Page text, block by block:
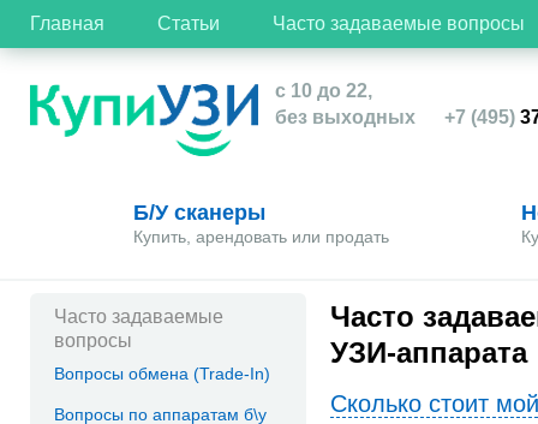
Главная Статьи Часто задаваемые вопросы
с 10 до 22,
без выходных
+7 (495)
Б/У сканеры
Купить, арендовать или продать
Часто задаваемые
вопросы
Вопросы обмена (Trade-In)
Вопросы по аппаратам б\у
Часто
УЗИ-аппарата
Сколько стоит